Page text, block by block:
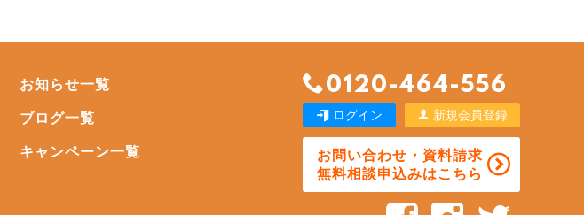
お知らせ一覧
ブログ一覧
キャンペーン一覧
0120-464-556
ログイン 新規会員登録
お問い合わせ・資料請求
無料相談申込みはこちら